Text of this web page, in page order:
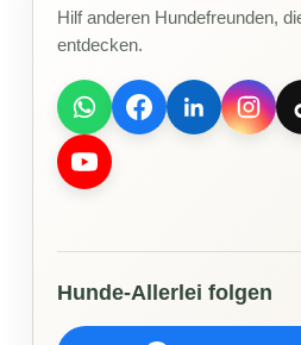
Hilf anderen Hundefreunden,
entdecken.
Hunde-Allerlei folgen